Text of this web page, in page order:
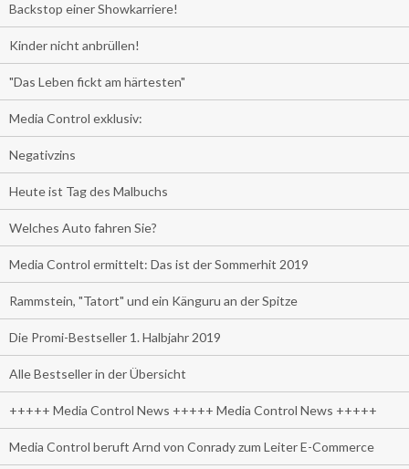
Backstop einer Showkarriere!
Kinder nicht anbrüllen!
"Das Leben fickt am härtesten"
Media Control exklusiv:
Negativzins
Heute ist Tag des Malbuchs
Welches Auto fahren Sie?
Media Control ermittelt: Das ist der Sommerhit 2019
Rammstein, "Tatort" und ein Känguru an der Spitze
Die Promi-Bestseller 1. Halbjahr 2019
Alle Bestseller in der Übersicht
+++++ Media Control News +++++ Media Control News +++++
Media Control beruft Arnd von Conrady zum Leiter E-Commerce